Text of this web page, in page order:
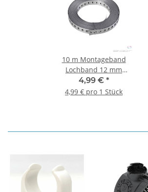
10 m Montageband
Lochband 12 mm
silber/grau verzinkt - 1
Stück
4,99 € *
4,99 € pro 1 Stück